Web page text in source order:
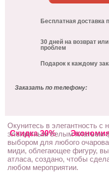
Скидка 30%
Бесплатная доставка
30 дней на возврат
проблем
Подарок к каждому
Заказать по телефону:
Окунитесь в элегантность
элегантным белым
выбором для любого
миди, облегающее фигуру,
атласа, создано, чтобы
любом мероприятии.